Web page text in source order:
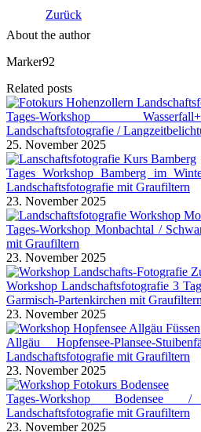
Zurück
About the author
Marker92
Related posts
Tages-Workshop
Landschaftsfotografie /
25. November 2025
Tages Workshop Bamberg im
Landschaftsfotografie mit Graufiltern
23. November 2025
Tages-Workshop Monbachtal /
mit Graufiltern
23. November 2025
Workshop Landschaftsfotografie 3
Garmisch-Partenkirchen mit Graufiltern
23. November 2025
Allgäu Hopfensee-Plansee-
Landschaftsfotografie mit Graufiltern
23. November 2025
Tages-Workshop
Landschaftsfotografie mit Graufiltern
23. November 2025